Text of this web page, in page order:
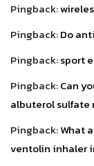
Pingback:
Pingback:Do
Pingback:sport
Pingback:Can
albuterol sulfate
Pingback:What
ventolin inhaler